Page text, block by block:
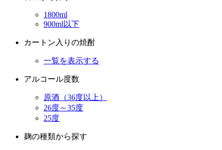
1800ml
900ml以下
カートン入りの焼酎
一覧を表示する
アルコール度数
原酒（36度以上）
26度～35度
25度
麹の種類から探す